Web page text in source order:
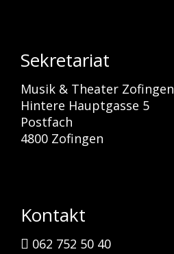
Sekretariat
Musik & Theater Zofingen
Hintere Hauptgasse 5
Postfach
4800 Zofingen
Kontakt
062 752 50 40